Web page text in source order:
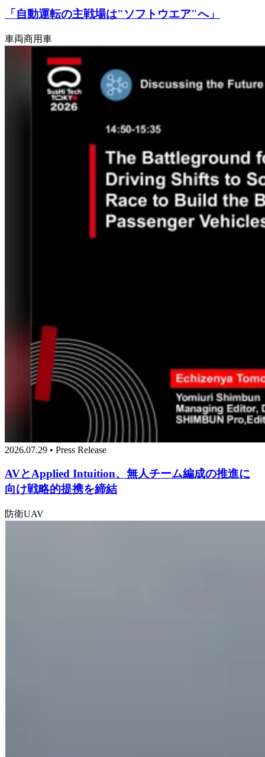
「自動運転の主戦場は"ソフトウエア"へ」
車両商用車
2026.07.29 • Press Release
AVとApplied Intuition、無人チーム編成の推進に
向け戦略的提携を締結
防衛UAV